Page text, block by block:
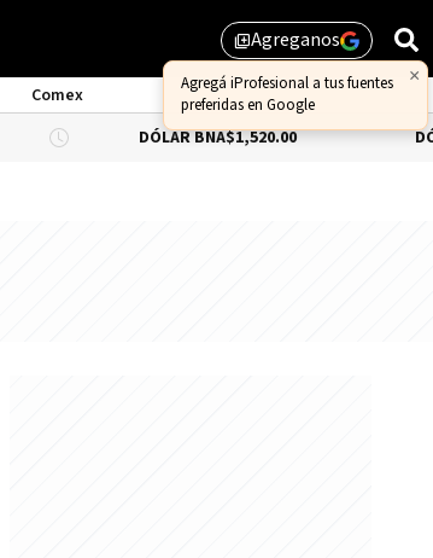
library_addAgreganos
×
Agregá iProfesional a tus fuentes
preferidas en Google
Comex
DÓLAR BNA $1,520.00 DÓLAR BLUE-